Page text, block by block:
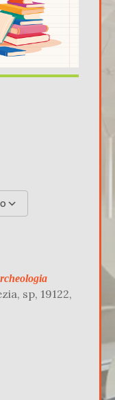
sp, 19122,